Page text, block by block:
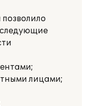
лицами;